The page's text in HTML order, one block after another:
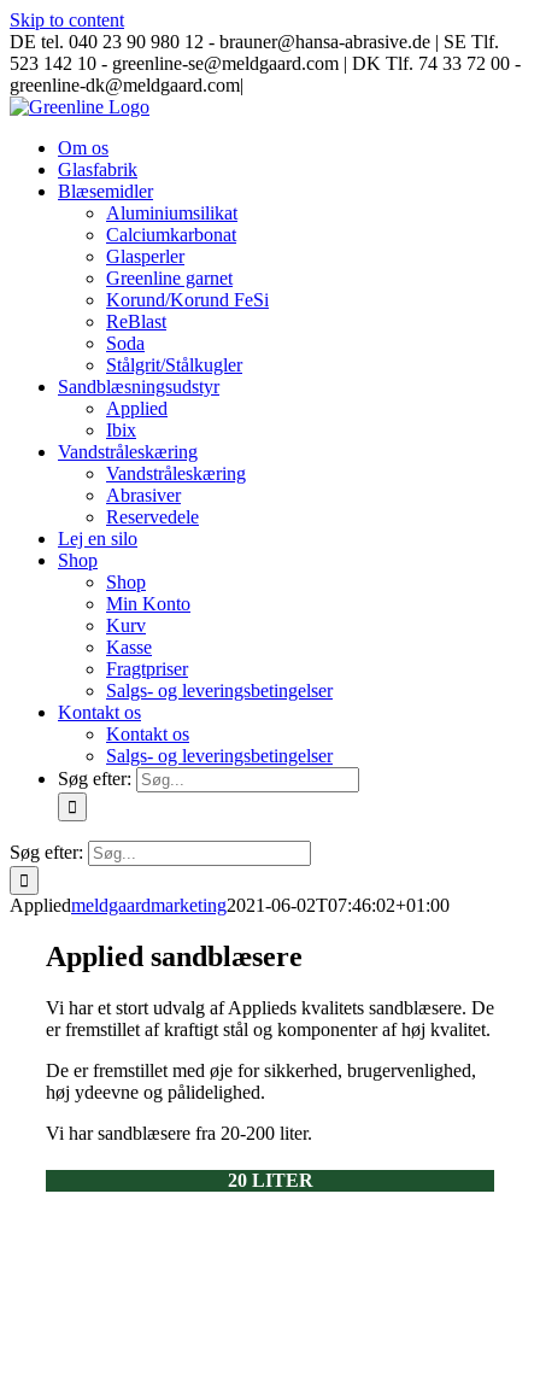
Skip to content
DE tel. 040 23 90 980 12 - brauner@hansa-abrasive.de | SE Tlf.
523 142 10 - greenline-se@meldgaard.com | DK Tlf. 74 33 72 00 -
greenline-dk@meldgaard.com|
Om os
Glasfabrik
Blæsemidler
Aluminiumsilikat
Calciumkarbonat
Glasperler
Greenline garnet
Korund/Korund FeSi
ReBlast
Soda
Stålgrit/Stålkugler
Sandblæsningsudstyr
Applied
Ibix
Vandstråleskæring
Vandstråleskæring
Abrasiver
Reservedele
Lej en silo
Shop
Shop
Min Konto
Kurv
Kasse
Fragtpriser
Salgs- og leveringsbetingelser
Kontakt os
Kontakt os
Salgs- og leveringsbetingelser
Søg efter:
Søg efter:
Appliedmeldgaardmarketing2021-06-02T07:46:02+01:00
Applied sandblæsere
Vi har et stort udvalg af Applieds kvalitets sandblæsere. De
er fremstillet af kraftigt stål og komponenter af høj kvalitet.
De er fremstillet med øje for sikkerhed, brugervenlighed,
høj ydeevne og pålidelighed.
Vi har sandblæsere fra 20-200 liter.
20 LITER